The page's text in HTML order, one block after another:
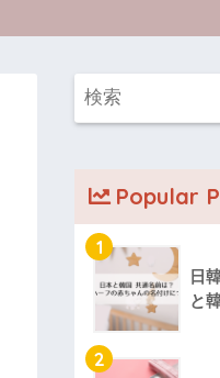
Popular
1
日
と
2